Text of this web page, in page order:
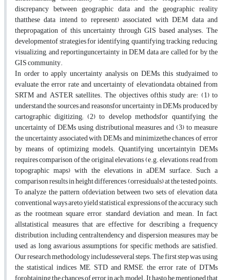
discrepancy between geographic data and the geographic reality
thatthese data intend to represent) associated with DEM data and
thepropagation of this uncertainty through GIS based analyses. The
developmentof strategies for identifying, quantifying, tracking, reducing,
visualizing, and reportinguncertainty in DEM data are called for by the
GIS community.
In order to apply uncertainty analysis on DEMs, this studyaimed to
evaluate the error rate and uncertainty of elevationdata obtained from
SRTM and ASTER satellites. The objectives ofthis study are: (1) to
understand the sources and reasonsfor uncertainty in DEMs produced by
cartographic digitizing; (2) to develop methodsfor quantifying the
uncertainty of DEMs using distributional measures and (3) to measure
the uncertainty associated with DEMs and minimizethe chances of error
by means of optimizing models. Quantifying uncertaintyin DEMs
requires comparison of the original elevations (e.g. elevations read from
topographic maps) with the elevations in aDEM surface. Such a
comparison results in height differences (orresiduals) at the tested points.
To analyze the pattern ofdeviation between two sets of elevation data,
conventional ways areto yield statistical expressions of the accuracy, such
as the rootmean square error, standard deviation, and mean. In fact,
allstatistical measures that are effective for describing a frequency
distribution, including centraltendency and dispersion measures, may be
used, as long asvarious assumptions for specific methods are satisfied.
Our research methodology includesseveral steps. The first step was, using
the statistical indices ME, STD and RMSE, the error rate of DTMs​​